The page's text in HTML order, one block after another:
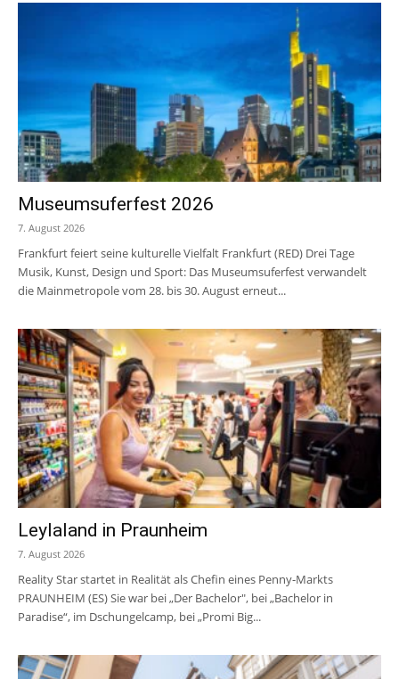
Museumsuferfest 2026
7. August 2026
Frankfurt feiert seine kulturelle Vielfalt Frankfurt (RED) Drei Tage
Musik, Kunst, Design und Sport: Das Museumsuferfest verwandelt
die Mainmetropole vom 28. bis 30. August erneut...
Leylaland in Praunheim
7. August 2026
Reality Star startet in Realität als Chefin eines Penny-Markts
PRAUNHEIM (ES) Sie war bei „Der Bachelor", bei „Bachelor in
Paradise“, im Dschungelcamp, bei „Promi Big...